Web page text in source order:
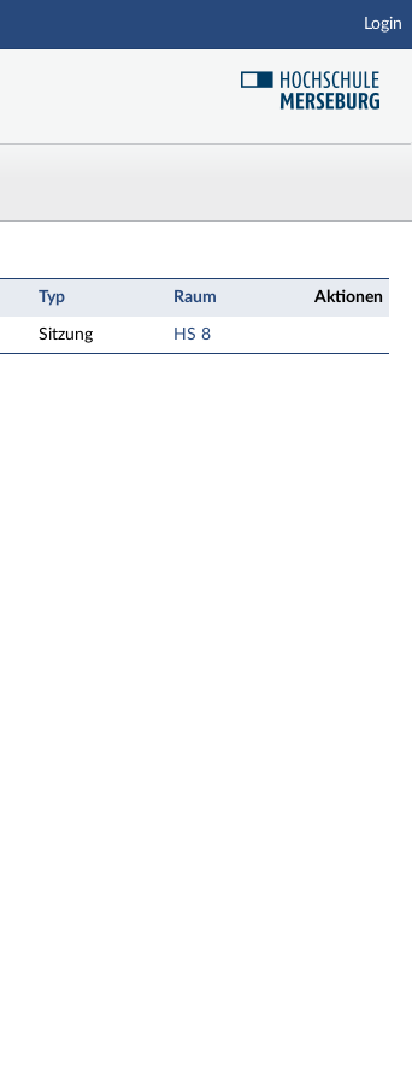
Login
Typ Raum Aktionen
Sitzung HS 8